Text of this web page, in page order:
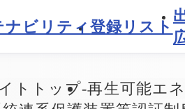
ナビリティ登録リスト
トトップ 再生可能エ